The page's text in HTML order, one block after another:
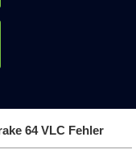
64 VLC Fehler